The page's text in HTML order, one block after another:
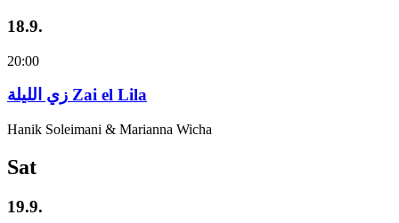
18.9.
20:00
زي‌ اللیلة Zai el Lila
Hanik Soleimani & Marianna Wicha
Sat
19.9.